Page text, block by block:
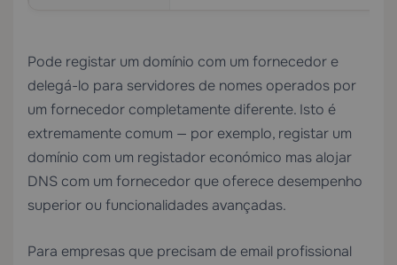
Pode registar um domínio com um fornecedor e
delegá-lo para servidores de nomes operados por
um fornecedor completamente diferente. Isto é
extremamente comum — por exemplo, registar um
domínio com um registador económico mas alojar
DNS com um fornecedor que oferece desempenho
superior ou funcionalidades avançadas.
Para empresas que precisam de email profissional